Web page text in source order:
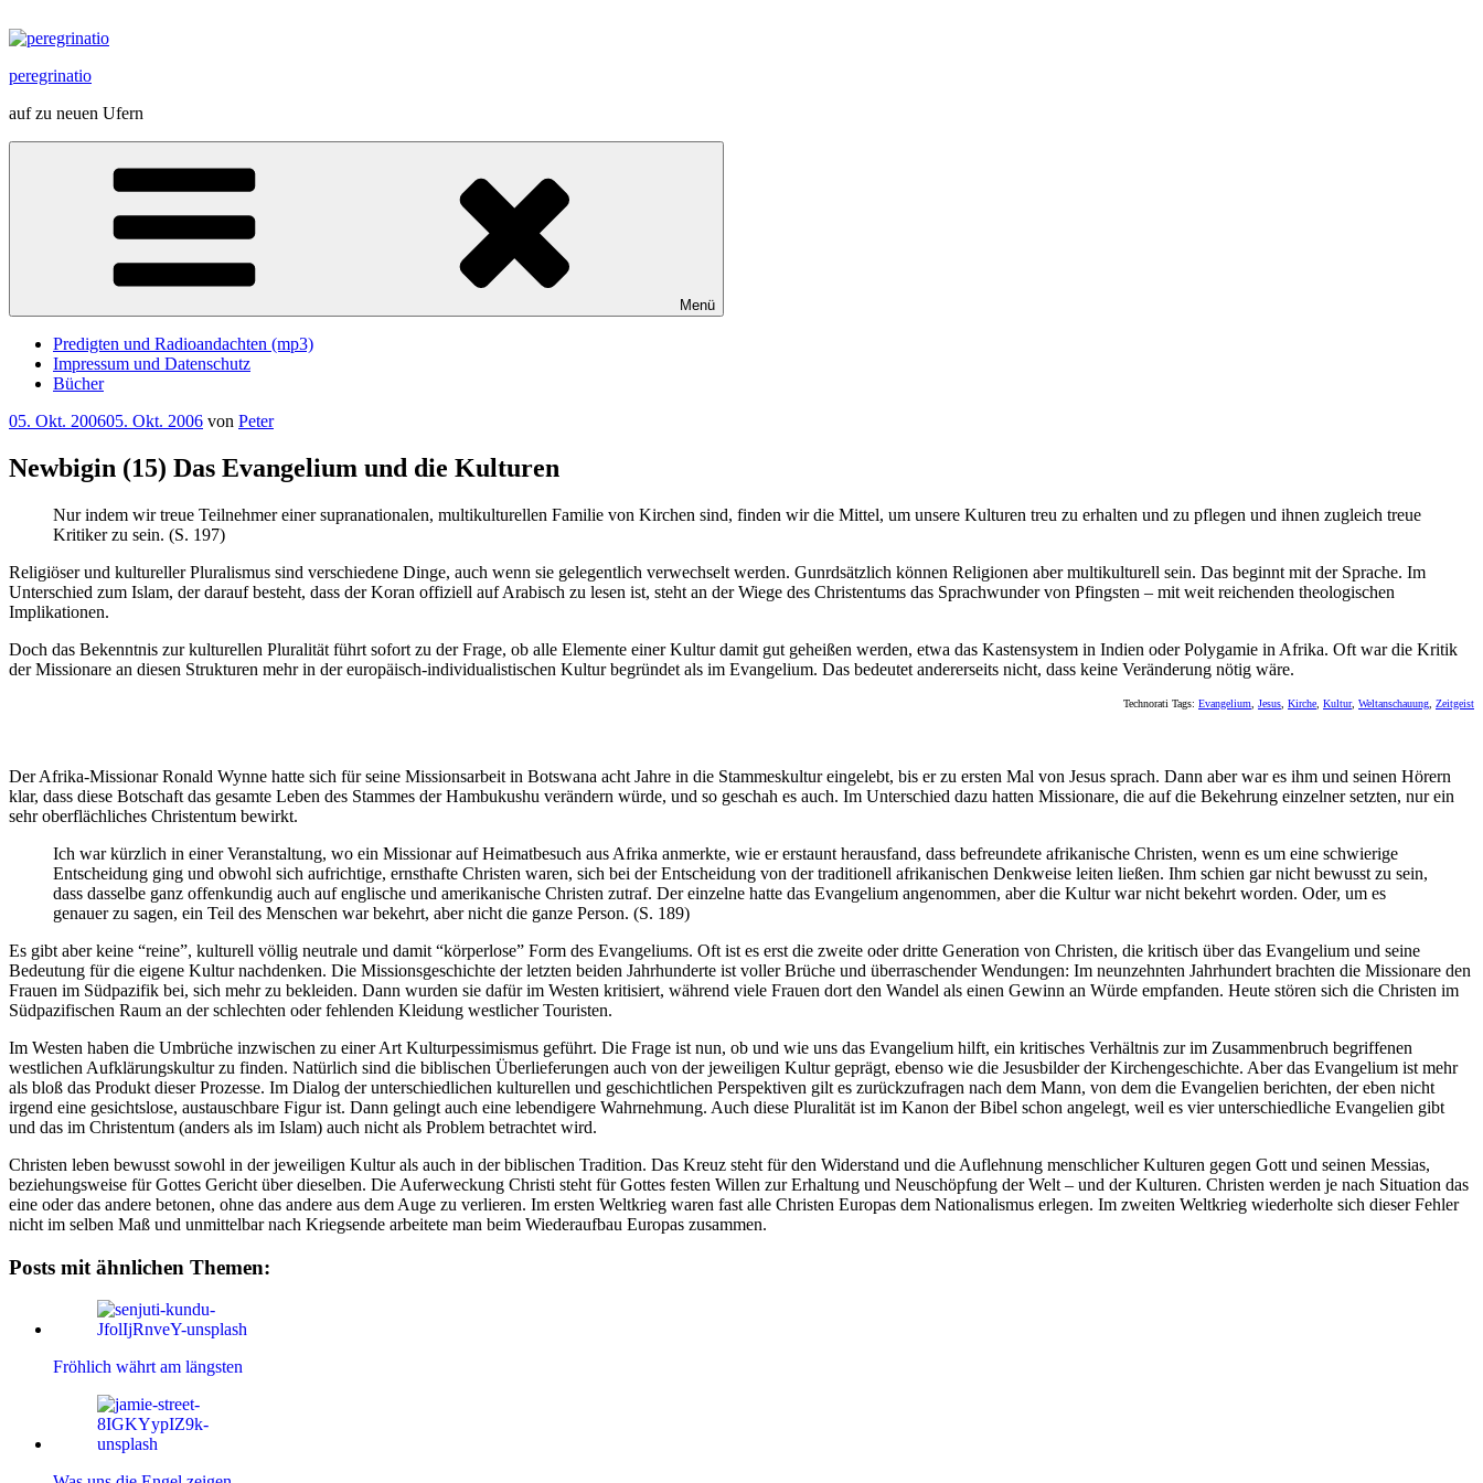
Inhalt
peregrinatio
auf zu neuen Ufern
Menü
Predigten und Radioandachten (mp3)
Impressum und Datenschutz
Bücher
Veröffentlicht
05. Okt. 200605. Okt. 2006 von Peter
Newbigin (15) Das Evangelium und die Kulturen
Nur indem wir treue Teilnehmer einer supranationalen, multikulturellen Familie von Kirchen sind, finden wir die Mittel, um unsere Kulturen treu zu erhalten und zu pflegen und ihnen zugleich treue
Kritiker zu sein. (S. 197)
Religiöser und kultureller Pluralismus sind verschiedene Dinge, auch wenn sie gelegentlich verwechselt werden. Gunrdsätzlich können Religionen aber multikulturell sein. Das beginnt mit der Sprache. Im
Unterschied zum Islam, der darauf besteht, dass der Koran offiziell auf Arabisch zu lesen ist, steht an der Wiege des Christentums das Sprachwunder von Pfingsten – mit weit reichenden theologischen
Implikationen.
Doch das Bekenntnis zur kulturellen Pluralität führt sofort zu der Frage, ob alle Elemente einer Kultur damit gut geheißen werden, etwa das Kastensystem in Indien oder Polygamie in Afrika. Oft war die Kritik
der Missionare an diesen Strukturen mehr in der europäisch-individualistischen Kultur begründet als im Evangelium. Das bedeutet andererseits nicht, dass keine Veränderung nötig wäre.
Technorati Tags: Evangelium Jesus Kirche Kultur, Weltanschauung Zeitgeist
Der Afrika-Missionar Ronald Wynne hatte sich für seine Missionsarbeit in Botswana acht Jahre in die Stammeskultur eingelebt, bis er zu ersten Mal von Jesus sprach. Dann aber war es ihm und seinen Hörern
klar, dass diese Botschaft das gesamte Leben des Stammes der Hambukushu verändern würde, und so geschah es auch. Im Unterschied dazu hatten Missionare, die auf die Bekehrung einzelner setzten, nur ein
sehr oberflächliches Christentum bewirkt.
Ich war kürzlich in einer Veranstaltung, wo ein Missionar auf Heimatbesuch aus Afrika anmerkte, wie er erstaunt herausfand, dass befreundete afrikanische Christen, wenn es um eine schwierige
Entscheidung ging und obwohl sich aufrichtige, ernsthafte Christen waren, sich bei der Entscheidung von der traditionell afrikanischen Denkweise leiten ließen. Ihm schien gar nicht bewusst zu sein,
dass dasselbe ganz offenkundig auch auf englische und amerikanische Christen zutraf. Der einzelne hatte das Evangelium angenommen, aber die Kultur war nicht bekehrt worden. Oder, um es
genauer zu sagen, ein Teil des Menschen war bekehrt, aber nicht die ganze Person. (S. 189)
Es gibt aber keine “reine”, kulturell völlig neutrale und damit “körperlose” Form des Evangeliums. Oft ist es erst die zweite oder dritte Generation von Christen, die kritisch über das Evangelium und seine
Bedeutung für die eigene Kultur nachdenken. Die Missionsgeschichte der letzten beiden Jahrhunderte ist voller Brüche und überraschender Wendungen: Im neunzehnten Jahrhundert brachten die Missionare den
Frauen im Südpazifik bei, sich mehr zu bekleiden. Dann wurden sie dafür im Westen kritisiert, während viele Frauen dort den Wandel als einen Gewinn an Würde empfanden. Heute stören sich die Christen im
Südpazifischen Raum an der schlechten oder fehlenden Kleidung westlicher Touristen.
Im Westen haben die Umbrüche inzwischen zu einer Art Kulturpessimismus geführt. Die Frage ist nun, ob und wie uns das Evangelium hilft, ein kritisches Verhältnis zur im Zusammenbruch begriffenen
westlichen Aufklärungskultur zu finden. Natürlich sind die biblischen Überlieferungen auch von der jeweiligen Kultur geprägt, ebenso wie die Jesusbilder der Kirchengeschichte. Aber das Evangelium ist mehr
als bloß das Produkt dieser Prozesse. Im Dialog der unterschiedlichen kulturellen und geschichtlichen Perspektiven gilt es zurückzufragen nach dem Mann, von dem die Evangelien berichten, der eben nicht
irgend eine gesichtslose, austauschbare Figur ist. Dann gelingt auch eine lebendigere Wahrnehmung. Auch diese Pluralität ist im Kanon der Bibel schon angelegt, weil es vier unterschiedliche Evangelien gibt
und das im Christentum (anders als im Islam) auch nicht als Problem betrachtet wird.
Christen leben bewusst sowohl in der jeweiligen Kultur als auch in der biblischen Tradition. Das Kreuz steht für den Widerstand und die Auflehnung menschlicher Kulturen gegen Gott und seinen Messias,
beziehungsweise für Gottes Gericht über dieselben. Die Auferweckung Christi steht für Gottes festen Willen zur Erhaltung und Neuschöpfung der Welt – und der Kulturen. Christen werden je nach Situation das
eine oder das andere betonen, ohne das andere aus dem Auge zu verlieren. Im ersten Weltkrieg waren fast alle Christen Europas dem Nationalismus erlegen. Im zweiten Weltkrieg wiederholte sich dieser Fehler
nicht im selben Maß und unmittelbar nach Kriegsende arbeitete man beim Wiederaufbau Europas zusammen.
Posts mit ähnlichen Themen:
Fröhlich währt am längsten